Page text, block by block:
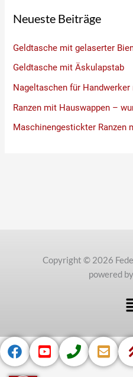
Neueste Beiträge
Geldtasche mit gelaserter
Geldtasche mit Äskulapstab
Nageltaschen für Handwerker
Ranzen mit Hauswappen –
Maschinengestickter Ranzen
Copyright © 2026
powered by